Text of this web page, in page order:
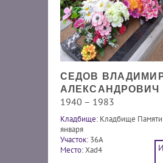
СЕДОВ
АЛЕКСАНДРОВИЧ
1940 – 1983
Кладбище: Кладбище
января
Участок: 36А
Место:Xad4